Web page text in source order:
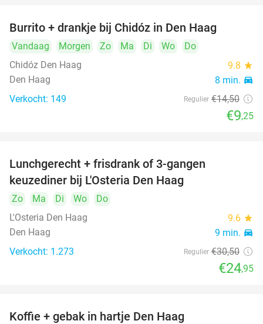
Burrito + drankje bij Chidóz in Den Haag
Vandaag Morgen Zo Ma Di Wo
Do
Chidóz Den Haag
9.8 star
Den Haag 8 min. directions_car
Verkocht: 149 Regulier €14,50
€9,25
Lunchgerecht + frisdrank of 3-gangen
keuzediner bij L'Osteria Den Haag
Zo Ma Di Wo
Do
L'Osteria Den Haag
9.6 star
Den Haag 9 min. directions_car
Verkocht: 1.273 Regulier €30,50
€24,95
Koffie + gebak in hartje Den Haag